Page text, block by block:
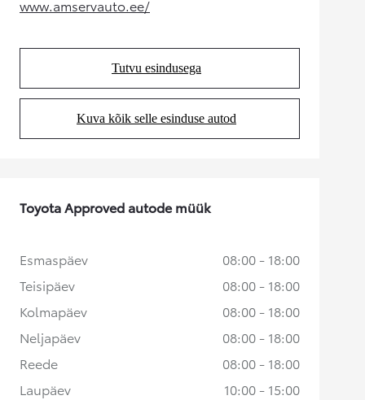
www.amservauto.ee/
(Opens in new tab)
Tutvu esindusega
(Opens in new tab)
Kuva kõik selle esinduse autod
(Opens in new tab)
Toyota Approved autode müük
Esmaspäev
08:00 - 18:00
Teisipäev
08:00 - 18:00
Kolmapäev
08:00 - 18:00
Neljapäev
08:00 - 18:00
Reede
08:00 - 18:00
Laupäev
10:00 - 15:00